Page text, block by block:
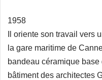
1958
Il oriente son travail vers
la gare maritime de
bandeau céramique
bâtiment des architectes